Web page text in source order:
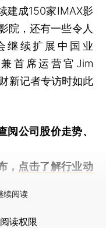
建成150家IMAX影
院，还有一些令人
继续扩展中国业
首席运营官Jim
新记者专访时如此
阅公司股价走势、
， 点击了解行业动
续阅读
读权限